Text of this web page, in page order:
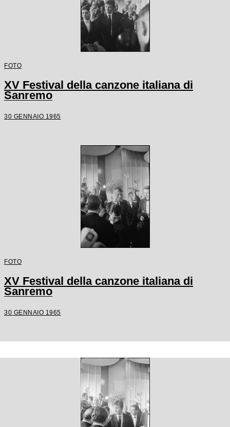
FOTO
XV Festival della canzone italiana di
Sanremo
30 GENNAIO 1965
FOTO
XV Festival della canzone italiana di
Sanremo
30 GENNAIO 1965